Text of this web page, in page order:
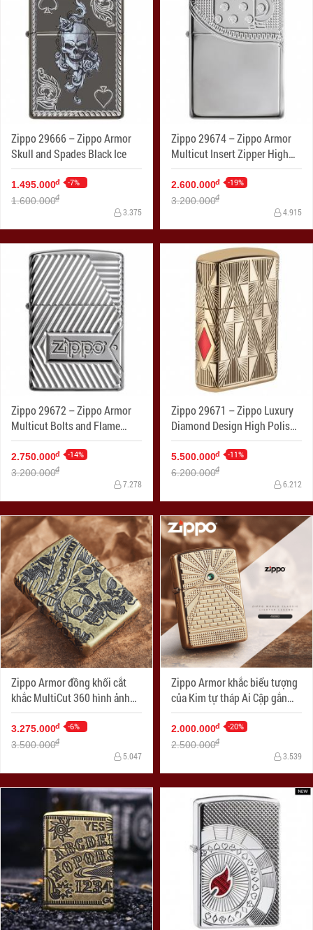
Zippo 29666 – Zippo Armor
Skull and Spades Black Ice
1.495.000đ -7%
1.600.000đ
3.375
Zippo 29674 – Zippo Armor
Multicut Insert Zipper High
Polish Chrome
2.600.000đ -19%
3.200.000đ
4.915
Zippo 29672 – Zippo Armor
Multicut Bolts and Flame
High Polish Chrome
2.750.000đ -14%
3.200.000đ
7.278
Zippo 29671 – Zippo Luxury
Diamond Design High Polish
Gold Plate
5.500.000đ -11%
6.200.000đ
6.212
Zippo Armor đồng khối cắt
khắc MultiCut 360 hình ảnh
SKULL
3.275.000đ -6%
3.500.000đ
5.047
Zippo Armor khắc biểu tượng
của Kim tự tháp Ai Cập gắn
Viên pha lê Swarovski
2.000.000đ -20%
2.500.000đ
3.539